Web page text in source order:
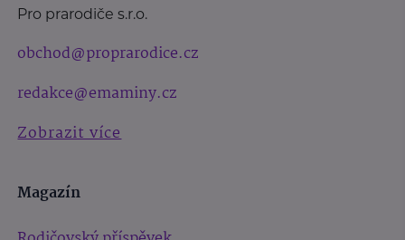
Pro prarodiče s.r.o.
obchod@proprarodice.cz
redakce@emaminy.cz
Zobrazit více
Magazín